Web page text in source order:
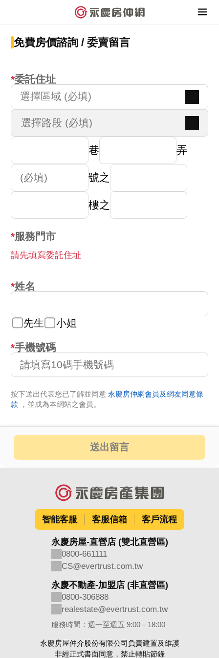
免費房價諮詢 / 委賣留言
委託住址
選擇區域 (必填)
巷 弄
號之
樓之
服務門市
請先填寫委託住址
姓名
先生 小姐
手機號碼
按下送出代表您已了解並同意 永慶房仲網會員及網友同意條
款
，並成為本網站之會員。
送出留言
智能客服 客服信箱 客戶流程
永慶房屋-直營店 (雙北直營區)
0800-661111
CS@evertrust.com.tw
永慶不動產-加盟店 (非直營區)
0800-306888
realestate@evertrust.com.tw
服務時間：週一至週五 9:00－18:00
永慶房屋仲介股份有限公司負責建置及維護
非經正式書面同意，禁止轉貼節錄